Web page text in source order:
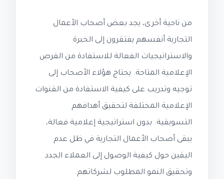
من ناحية أخرى، يجد بعض أصحاب الأعمال
التجارية أنفسهم يفتقرون إلى الخبرة
والاستراتيجيات الفعالة للاستفادة من الفرص
الإعلامية المتاحة. يحتاج هؤلاء الأصحاب إلى
توجيه وتدريب على كيفية الاستفادة من القنوات
الإعلامية المختلفة لتحقيق أهدافهم
التسويقية. بدون استراتيجية إعلامية فعالة،
يبقى أصحاب الأعمال التجارية في ظل عدم
اليقين حول كيفية الوصول إلى العملاء الجدد
وتحقيق النمو المطلوب لشركاتهم.